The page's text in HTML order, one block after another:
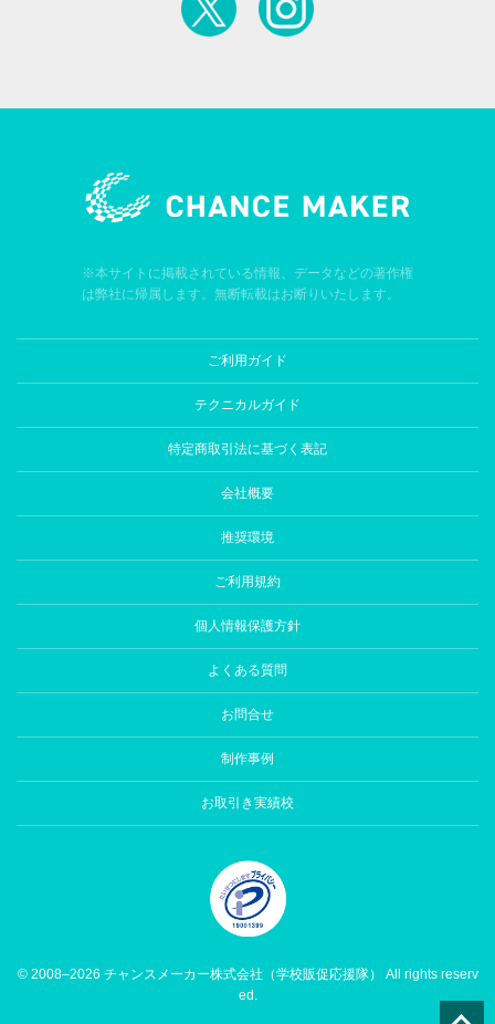
※本サイトに掲載されている情報、データなどの著作権
は弊社に帰属します。無断転載はお断りいたします。
ご利用ガイド
テクニカルガイド
特定商取引法に基づく表記
会社概要
推奨環境
ご利用規約
個人情報保護方針
よくある質問
お問合せ
制作事例
お取引き実績校
© 2008–2026 チャンスメーカー株式会社（学校販促応援隊） All rights reserv
ed.